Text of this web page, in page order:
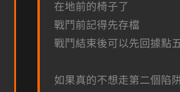
在地前的椅子了
戰鬥前記得先存檔
戰鬥結束後可以先回據點
如果真的不想走第二個陷